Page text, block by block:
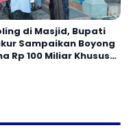
di Masjid, Bupati
Sampaikan Boyong
Rp 100 Miliar Khusus